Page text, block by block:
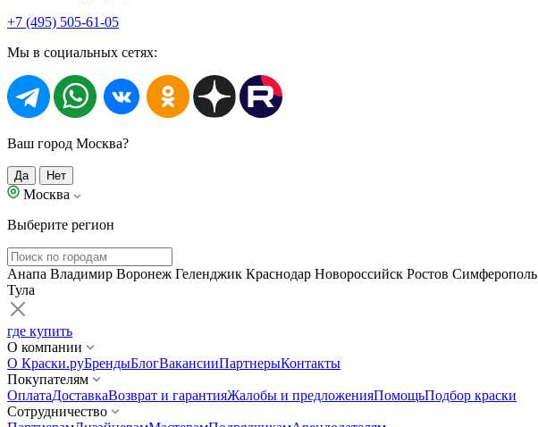
+7 (495) 505-61-05
Мы в социальных сетях:
Ваш город Москва?
Да Нет
Москва
Выберите регион
Анапа Владимир Воронеж Геленджик Краснодар Новороссийск Ростов Симферополь
Тула
где купить
О компании
О Краски.руБрендыБлогВакансииПартнерыКонтакты
Покупателям
ОплатаДоставкаВозврат и гарантияЖалобы и предложенияПомощьПодбор краски
Сотрудничество